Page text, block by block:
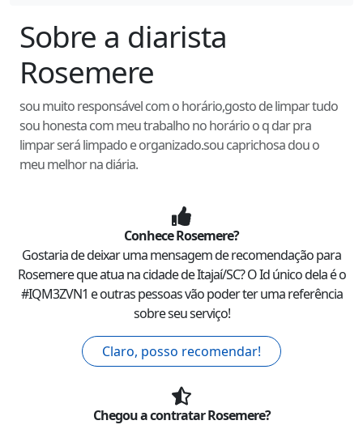
Sobre a diarista
Rosemere
sou muito responsável com o horário,gosto de limpar tudo
sou honesta com meu trabalho no horário o q dar pra
limpar será limpado e organizado.sou caprichosa dou o
meu melhor na diária.
ConheceRosemere?
Gostaria de deixar uma mensagem de recomendação para
Rosemereque atua na cidade deItajaí/SC? O Id único dela é o
#IQM3ZVN1 e outras pessoas vão poder ter uma referência
sobre seu serviço!
Claro, posso recomendar!
Chegou a contratarRosemere?